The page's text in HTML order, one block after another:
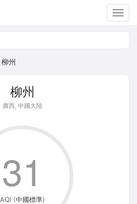
柳州
柳州
廣西, 中國大陸
AQI (中國標準)
31